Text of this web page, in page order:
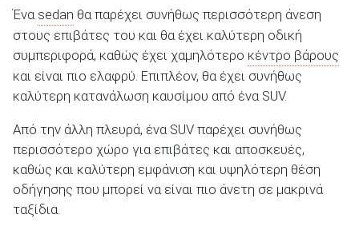
Ένα sedan θα παρέχει συνήθως περισσότερη άνεση
στους επιβάτες του και θα έχει καλύτερη οδική
συμπεριφορά, καθώς έχει χαμηλότερο κέντρο βάρους
και είναι πιο ελαφρύ. Επιπλέον, θα έχει συνήθως
καλύτερη κατανάλωση καυσίμου από ένα SUV.
Από την άλλη πλευρά, ένα SUV παρέχει συνήθως
περισσότερο χώρο για επιβάτες και αποσκευές,
καθώς και καλύτερη εμφάνιση και υψηλότερη θέση
οδήγησης που μπορεί να είναι πιο άνετη σε μακρινά
ταξίδια.